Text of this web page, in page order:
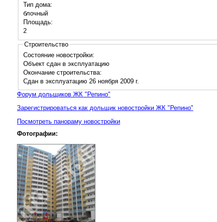
Тип дома:
блочный
Площадь:
2
Строительство
Состояние новостройки:
Объект сдан в эксплуатацию
Окончание строительства:
Сдан в эксплуатацию 26 ноября 2009 г.
Форум дольщиков ЖК "Репино"
Зарегистрироваться как дольщик новостройки ЖК "Репино"
Посмотреть панораму новостройки
Фотографии: